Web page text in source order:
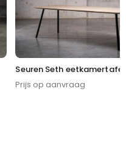
Seuren Seth eetkamertafel
Prijs op aanvraag